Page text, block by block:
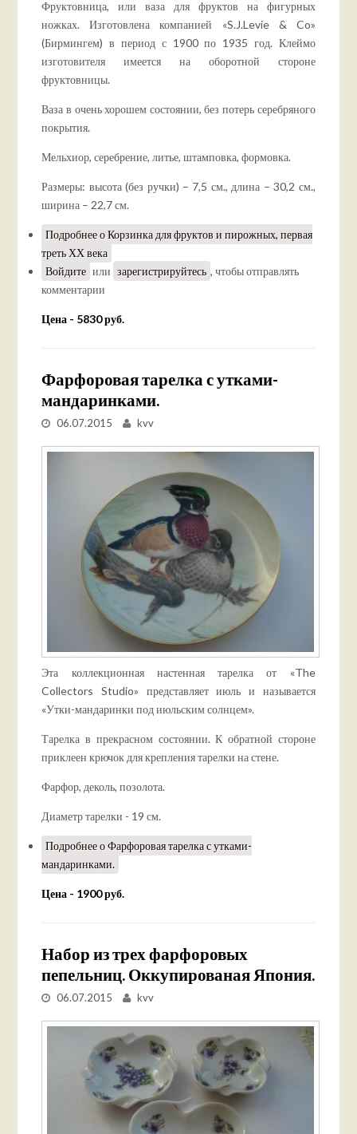
Фруктовница, или ваза для фруктов на фигурных
ножках. Изготовлена компанией «S.J.Levie & Co»
(Бирмингем) в период с 1900 по 1935 год. Клеймо
изготовителя имеется на оборотной стороне
фруктовницы.
Ваза в очень хорошем состоянии, без потерь серебряного
покрытия.
Мельхиор, серебрение, литье, штамповка, формовка.
Размеры: высота (без ручки) – 7,5 см., длина – 30,2 см.,
ширина – 22,7 см.
Подробнеео Корзинка для фруктов и пирожных, первая
треть ХХ века
Войдите или зарегистрируйтесь , чтобы отправлять
комментарии
Цена - 5830 руб.
Фарфоровая тарелка с утками-
мандаринками.
06.07.2015 kvv
Эта коллекционная настенная тарелка от «The
Collectors Studio» представляет июль и называется
«Утки-мандаринки под июльским солнцем».
Тарелка в прекрасном состоянии. К обратной стороне
приклеен крючок для крепления тарелки на стене.
Фарфор, деколь, позолота.
Диаметр тарелки - 19 см.
Подробнеео Фарфоровая тарелка с утками-
мандаринками.
Цена - 1900 руб.
Набор из трех фарфоровых
пепельниц. Оккупированая Япония.
06.07.2015 kvv